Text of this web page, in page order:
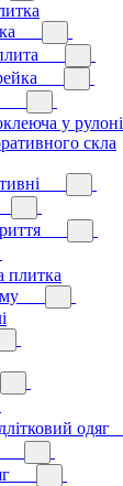
у рулоні
скла
плитка
одяг